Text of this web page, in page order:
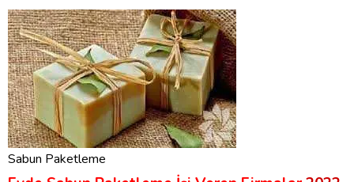
Sabun Paketleme